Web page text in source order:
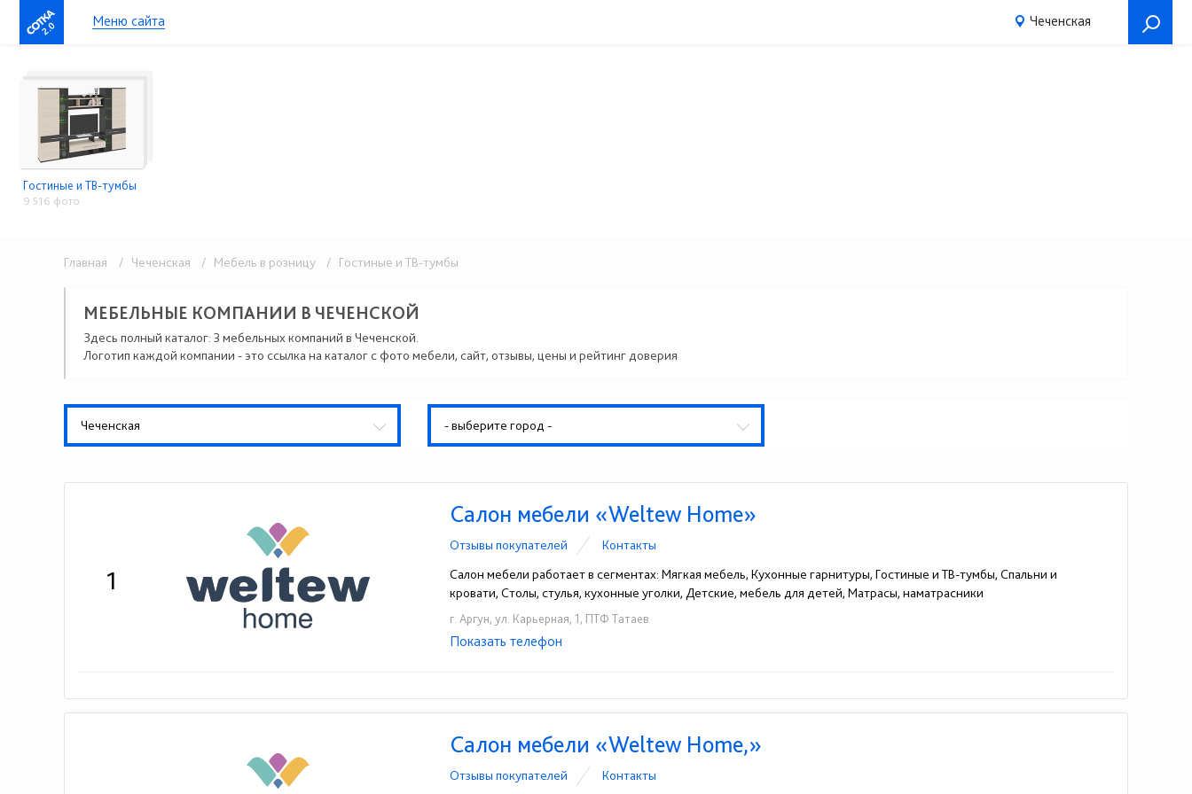
2.0 Меню сайта Чеченская
Гостиные и ТВ-тумбы
9 516 фото
Главная / Чеченская / Мебель в розницу / Гостиные и ТВ-тумбы
МЕБЕЛЬНЫЕ КОМПАНИИ В ЧЕЧЕНСКОЙ
Здесь полный каталог: 3 мебельных компаний в Чеченской.
Логотип каждой компании - это ссылка на каталог с фото мебели, сайт, отзывы, цены и рейтинг доверия
Чеченская - выберите город -
1
Салон мебели «Weltew Home»
Отзывы покупателей
Контакты
Салон мебели работает в сегментах: Мягкая мебель, Кухонные гарнитуры, Гостиные и ТВ-тумбы, Спальни и
кровати, Столы, стулья, кухонные уголки, Детские, мебель для детей, Матрасы, наматрасники
г. Аргун, ул. Карьерная, 1, ПТФ Татаев
☎+7 (928) 896-00-00
Показать телефон
Салон мебели «Weltew Home,»
Отзывы покупателей Контакты